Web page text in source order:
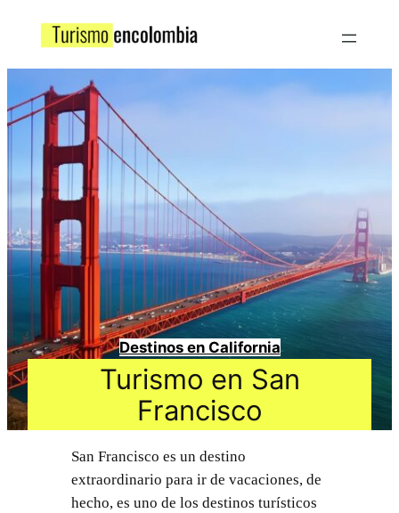
Destinos en California
Turismo en San
Francisco
San Francisco es un destino
extraordinario para ir de vacaciones, de
hecho, es uno de los destinos turísticos